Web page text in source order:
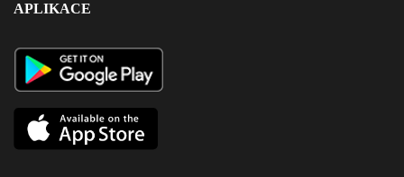
APLIKACE